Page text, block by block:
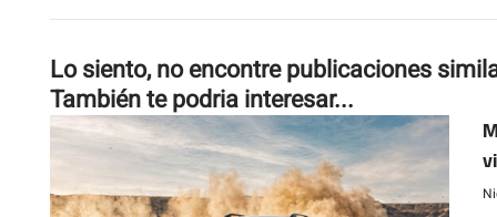
Lo siento, no encontre publicaciones
También te podria interesar...